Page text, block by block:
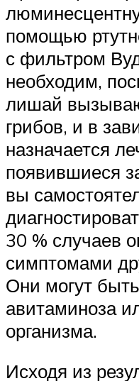
помощью
с фильтром
необходим,
лишай
грибов, и в
назначается
появившиеся
вы
30 % случаев
симптомами
Они могут
авитаминоза
организма.
Исходя из